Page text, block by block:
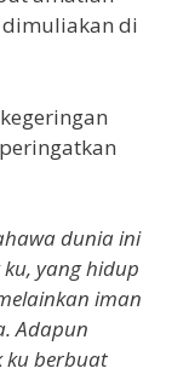
dimuliakan di
dunia ini
yang hidup
iman
Adapun
ku berbuat